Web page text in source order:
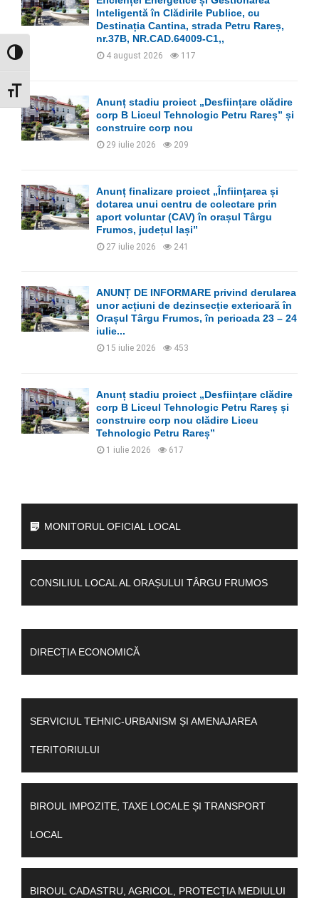
GLISOR NIVEL CONTRAST
GLISOR MĂRIME FONT
:
C
Inteligentă în Clădirile Publice, cu
Destinația Cantina, strada Petru Rareș,
nr.37B, NR.CAD.64009-C1,,
4 august 2026 117
Anunț stadiu proiect „Desființare clădire
corp B Liceul Tehnologic Petru Rareș” și
construire corp nou
29 iulie 2026 209
Anunț finalizare proiect „Înființarea și
dotarea unui centru de colectare prin
aport voluntar (CAV) în orașul Târgu
Frumos, județul Iași”
27 iulie 2026 241
ANUNȚ DE INFORMARE privind derularea
unor acțiuni de dezinsecție exterioară în
Orașul Târgu Frumos, în perioada 23 – 24
iulie...
15 iulie 2026 453
Anunț stadiu proiect „Desființare clădire
corp B Liceul Tehnologic Petru Rareș și
construire corp nou clădire Liceu
Tehnologic Petru Rareș”
1 iulie 2026 617
MONITORUL OFICIAL LOCAL
CONSILIUL LOCAL AL ORAȘULUI TÂRGU FRUMOS
DIRECȚIA ECONOMICĂ
SERVICIUL TEHNIC-URBANISM ȘI AMENAJAREA
TERITORIULUI
BIROUL IMPOZITE, TAXE LOCALE ȘI TRANSPORT
LOCAL
BIROUL CADASTRU, AGRICOL, PROTECȚIA MEDIULUI